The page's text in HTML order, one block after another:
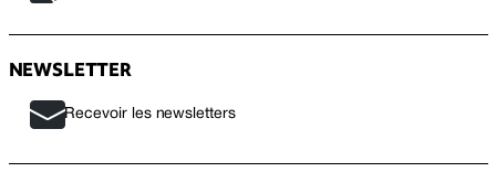
NEWSLETTER
Recevoir les newsletters